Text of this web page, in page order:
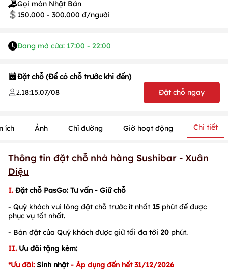
Gọi món Nhật Bản
150.000 - 300.000 đ/người
Đang mở cửa: 17:00 - 22:00
Đặt chỗ (Để có chỗ trước khi đến)
2.18:15.07/08 Đặt chỗ ngay
ích Ảnh Chỉ đường Giờ hoạt động Chi tiết
Thông tin đặt chỗ nhà hàng Sushibar - Xuân
Diệu
I. Đặt chỗ PasGo: Tư vấn - Giữ chỗ
- Quý khách vui lòng đặt chỗ trước ít nhất 15 phút để được
phục vụ tốt nhất.
- Bàn đặt của Quý khách được giữ tối đa tới 20 phút.
II. Ưu đãi tặng kèm:
*Ưu đãi: Sinh nhật- Áp dụng đến hết31/12/2026